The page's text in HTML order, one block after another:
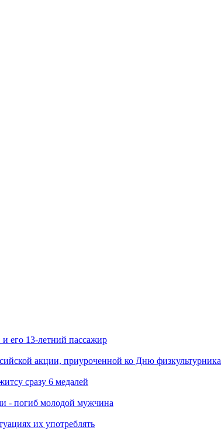
его 13-летний пассажир
акции, приуроченной ко Дню физкультурника
сразу 6 медалей
- погиб молодой мужчина
их употреблять